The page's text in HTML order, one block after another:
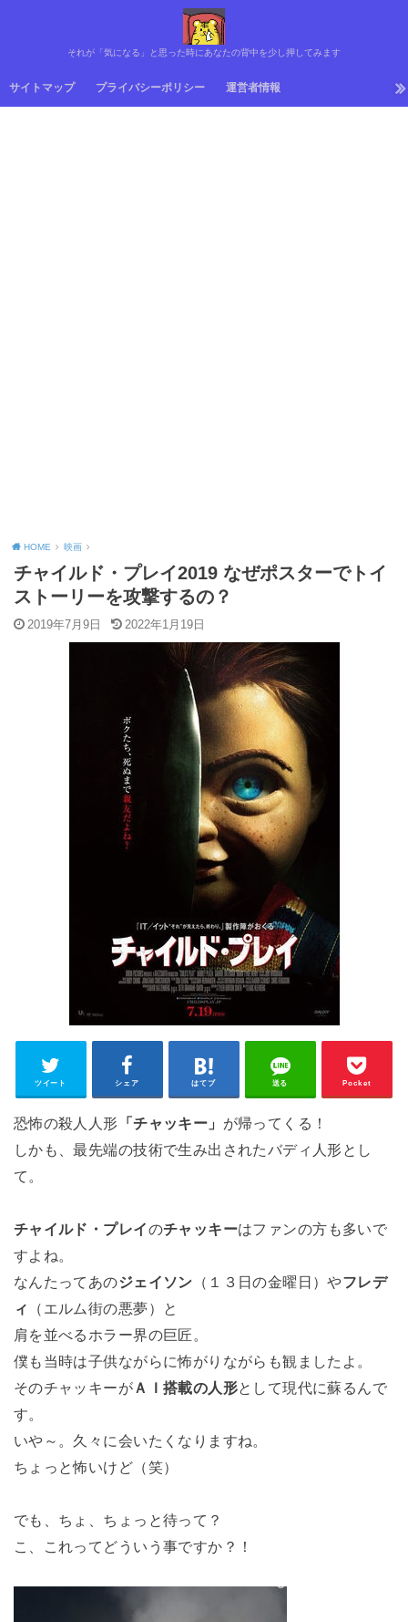
それが「気になる」と思った時にあなたの背中を少し押してみます
サイトマップ プライバシーポリシー 運営者情報
HOME 映画
チャイルド・プレイ2019 なぜポスターでトイ
ストーリーを攻撃するの？
2019年7月9日 2022年1月19日
ツイート シェア はてブ 送る Pocket
恐怖の殺人人形 「チャッキー」 が帰ってくる！
しかも、最先端の技術で生み出されたバディ人形とし
て。
チャイルド・プレイのチャッキーはファンの方も多いで
すよね。
なんたってあのジェイソン （１３日の金曜日）やフレデ
ィ
（エルム街の悪夢）と
肩を並べるホラー界の巨匠。
僕も当時は子供ながらに怖がりながらも観ましたよ。
そのチャッキーが ＡＩ搭載の人形として現代に蘇るんで
す。
いや～。久々に会いたくなりますね。
ちょっと怖いけど（笑）
でも、ちょ、ちょっと待って？
こ、これってどういう事ですか？！